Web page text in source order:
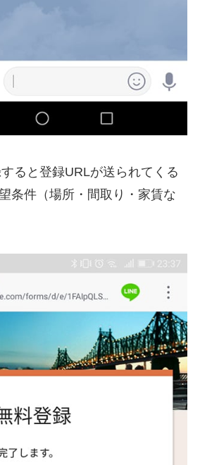
ると登録URLが送られてくる
条件（場所・間取り・家賃な